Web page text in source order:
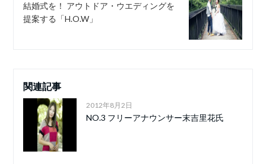
結婚式を！ アウトドア・ウエディングを
提案する「H.O.W」
関連記事
2012年8月2日
NO.3 フリーアナウンサー末吉里花氏